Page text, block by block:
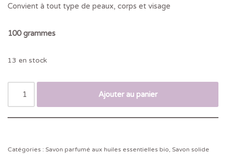
Convient à tout type de peaux, corps et visage
100 grammes
13 en stock
Ajouter au panier
Catégories : Savon parfumé aux huiles essentielles bio, Savon solide